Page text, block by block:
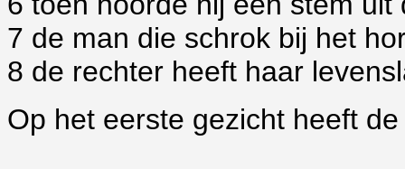
7 de man die schrok bij het
8 de rechter heeft haar
Op het eerste gezicht heeft